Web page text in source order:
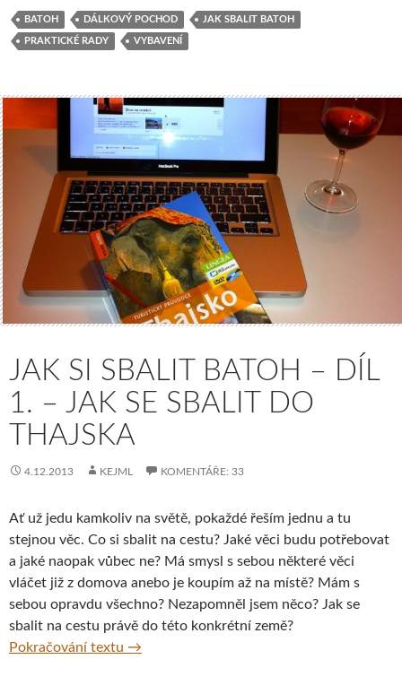
BATOH DÁLKOVÝ POCHOD JAK SBALIT BATOH
PRAKTICKÉ RADY VYBAVENÍ
JAK SI SBALIT BATOH – DÍL
1. – JAK SE SBALIT DO
THAJSKA
4.12.2013 KEJML KOMENTÁŘE: 33
Ať už jedu kamkoliv na světě, pokaždé řeším jednu a tu
stejnou věc. Co si sbalit na cestu? Jaké věci budu potřebovat
a jaké naopak vůbec ne? Má smysl s sebou některé věci
vláčet již z domova anebo je koupím až na místě? Mám s
sebou opravdu všechno? Nezapomněl jsem něco? Jak se
sbalit na cestu právě do této konkrétní země?
Pokračování textu Jak si sbalit batoh – díl 1. – Jak se sbalit do
→